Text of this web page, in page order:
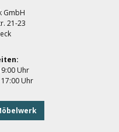
GmbH
21-23
Uhr
17:00 Uhr